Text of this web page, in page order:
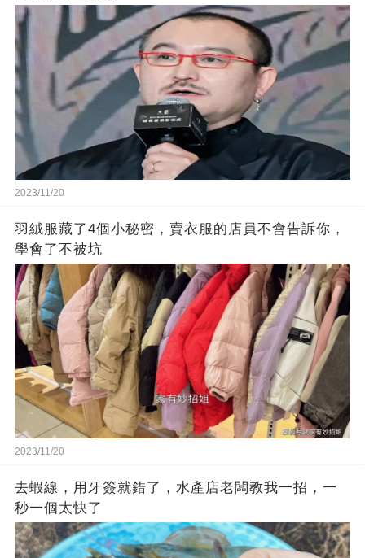
2023/11/20
羽絨服藏了4個小秘密，賣衣服的店員不會告訴你，
學會了不被坑
2023/11/20
去蝦線，用牙簽就錯了，水產店老闆教我一招，一
秒一個太快了